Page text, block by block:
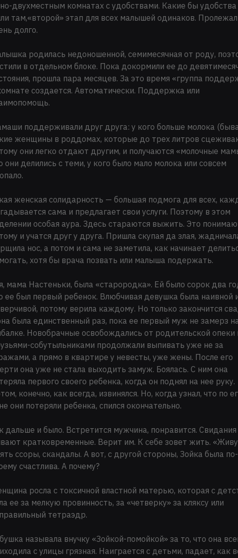
двухместным комнатах с удобствами. Какие бы удобства
там,«второй» этап для всех малышей одинаков.
долго.
родилась недоношенной, семимесячная от роду,
в отдельном блоке. Пока докормили ее до
прошла пара месяцев. За это время «группа
создается. Автоматически. Поддержка или
поддерживали друг друга: у кого больше молока
женщины в роддомах, которые до трех литров
они легко отдают другим, и получаются «молочные
они делились с теми, у кого было мало молока или совсем
женская солидарность — большая подмога для всех,
сама и предлагает свои услуги. Поэтому в этом
особая аура. Здесь стараются выжить. Это
и учатся друг у друга. Пришла скупая да злая,
нос, а потом и сама не заметила, как начинает
хотя бы врача позвать или малыша подержать.
мама Настеньки, была «старородка». Ей было сорок два
ее был первый ребенок. Влюбчивая девушка была наивной
потому верила каждому. Но только закончится
была единственный раз, пока ее первый муж не замерз
Новобрачные освобождались от родительской опеки
собутыльниками продолжали выпивать уже не за
а прямо в квартире у невесты, уже жены. После его
она уже не стала выходить замуж. Боялась. С ним она
первого своего ребенка, когда он поднял на нее руку.
конечно, как всегда, извинялся. Но, когда узнал, что по
они потеряли ребенка, спился окончательно.
дальше и было. Встретится мужчина, понравится.
кратковременные. Верит им. К себе зовет жить.
ссоры, скандалы. А вот, с другой стороны, Зойка была по-
счастлива. А почему?
росла с токсичной властной матерью, которая с
ее за мелкую провинность, за «четверку» за кляксу или
тетраэдр.
называла внучку «Зойкой-помойкой» за то, что она
с улицы грязная. Наиграется с детьми, падает, как